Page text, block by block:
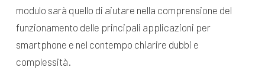
modulo sarà quello di aiutare nella comprensione del
funzionamento delle principali applicazioni per
smartphone e nel contempo chiarire dubbi e
complessità.